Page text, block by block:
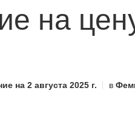
на
на 2 августа 2025 г. в